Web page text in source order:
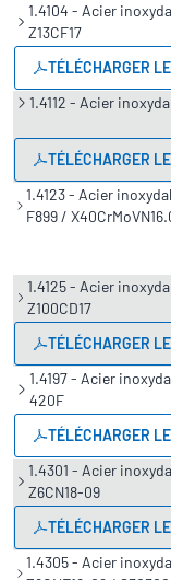
1.4104 - Acier
Z13CF17
TÉLÉCHARGER
1.4112 - Acier
TÉLÉCHARGER
1.4123 - Acier
F899 /
1.4125 - Acier
Z100CD17
TÉLÉCHARGER
1.4197 - Acier
420F
TÉLÉCHARGER
1.4301 - Acier
Z6CN18-09
TÉLÉCHARGER
1.4305 - Acier